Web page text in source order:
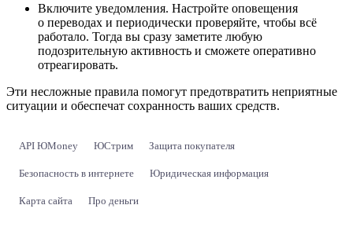
Включите уведомления. Настройте оповещения
о переводах и периодически проверяйте, чтобы всё
работало. Тогда вы сразу заметите любую
подозрительную активность и сможете оперативно
отреагировать.
Эти несложные правила помогут предотвратить неприятные
ситуации и обеспечат сохранность ваших средств.
API ЮMoney ЮСтрим Защита покупателя
Безопасность в интернете Юридическая информация
Карта сайта Про деньги